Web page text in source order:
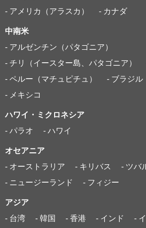
- アメリカ（アラスカ）
- カナダ
中南米
- アルゼンチン（パタゴニア）
- チリ（イースター島、パタゴニア）
- ペルー（マチュピチュ）
- ブラジル
- メキシコ
ハワイ・ミクロネシア
- パラオ
- ハワイ
オセアニア
- オーストラリア
- キリバス - ツバ
- ニュージーランド
- フィジー
アジア
- 台湾
- 韓国 - 香港 - インド
-